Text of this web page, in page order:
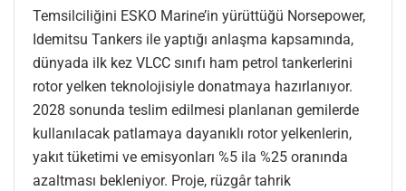
Temsilciliğini ESKO Marine’in yürüttüğü Norsepower,
Idemitsu Tankers ile yaptığı anlaşma kapsamında,
dünyada ilk kez VLCC sınıfı ham petrol tankerlerini
rotor yelken teknolojisiyle donatmaya hazırlanıyor.
2028 sonunda teslim edilmesi planlanan gemilerde
kullanılacak patlamaya dayanıklı rotor yelkenlerin,
yakıt tüketimi ve emisyonları %5 ila %25 oranında
azaltması bekleniyor. Proje, rüzgâr tahrik